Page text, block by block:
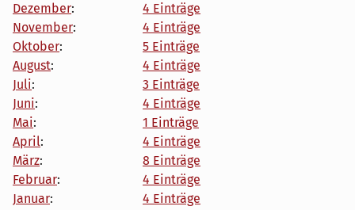
Dezember:
4 Einträge
November:
4 Einträge
Oktober:
5 Einträge
August:
4 Einträge
Juli:
3 Einträge
Juni:
4 Einträge
Mai:
1 Einträge
April:
4 Einträge
März:
8 Einträge
Februar:
4 Einträge
Januar: 4 Einträge